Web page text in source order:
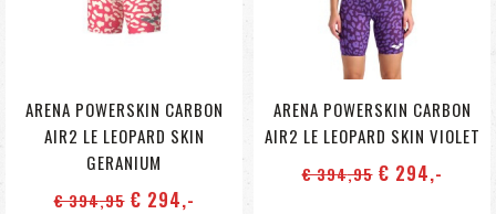
ARENA POWERSKIN CARBON
AIR2 LE LEOPARD SKIN
GERANIUM
€ 394,95€ 294,-
ARENA POWERSKIN CARBON
AIR2 LE LEOPARD SKIN VIOLET
€ 394,95€ 294,-